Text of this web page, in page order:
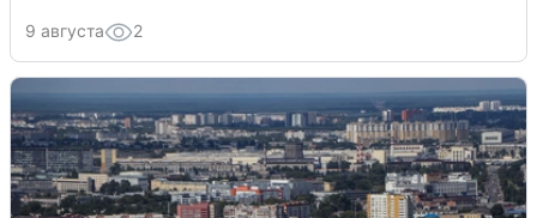
9 августа 2